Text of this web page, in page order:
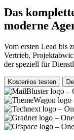
Das
moderne
Vom ersten Lead bis
Vertrieb,
der speziell für
Kostenlos testen